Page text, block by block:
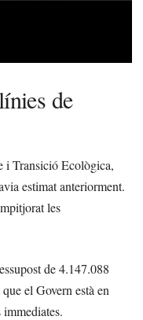
de
i Transició Ecològica,
estimat anteriorment.
les
de 4.147.088
el Govern està en